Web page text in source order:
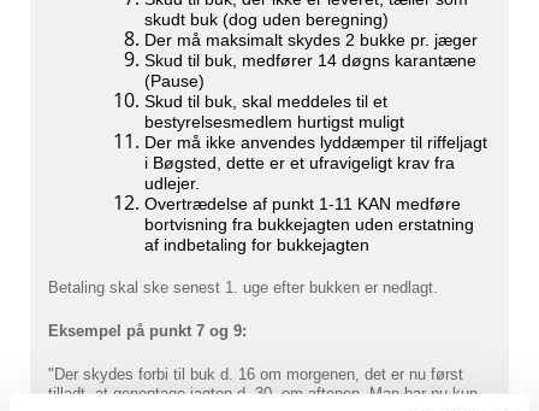
skudt buk (dog uden beregning)
Der må maksimalt skydes 2 bukke pr. jæger
Skud til buk, medfører 14 døgns karantæne
(Pause)
Skud til buk, skal meddeles til et
bestyrelsesmedlem hurtigst muligt
Der må ikke anvendes lyddæmper til riffeljagt
i Bøgsted, dette er et ufravigeligt krav fra
udlejer.
Overtrædelse af punkt 1-11 KAN medføre
bortvisning fra bukkejagten uden erstatning
af indbetaling for bukkejagten
Betaling skal ske senest 1. uge efter bukken er nedlagt.
Eksempel på punkt 7 og 9:
"Der skydes forbi til buk d. 16 om morgenen, det er nu først
tilladt, at genoptage jagten d. 30. om aftenen. Man har nu kun